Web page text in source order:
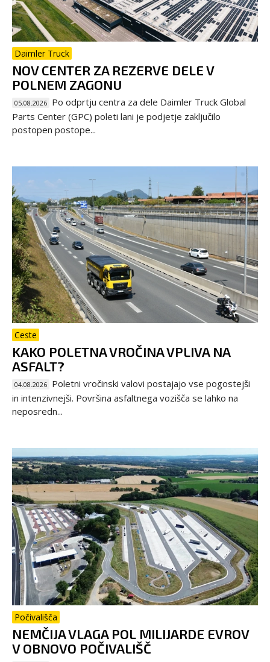
Daimler Truck
NOV CENTER ZA REZERVE DELE V
POLNEM ZAGONU
05.08.2026 Po odprtju centra za dele Daimler Truck Global
Parts Center (GPC) poleti lani je podjetje zaključilo
postopen postope...
Ceste
KAKO POLETNA VROČINA VPLIVA NA
ASFALT?
04.08.2026 Poletni vročinski valovi postajajo vse pogostejši
in intenzivnejši. Površina asfaltnega vozišča se lahko na
neposredn...
Počivališča
NEMČIJA VLAGA POL MILIJARDE EVROV
V OBNOVO POČIVALIŠČ